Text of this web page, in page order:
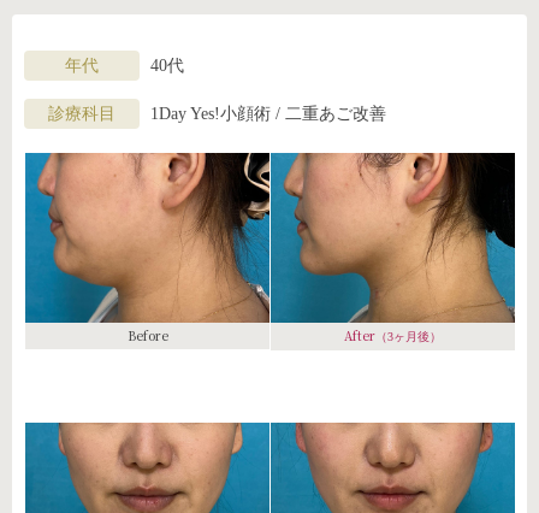
年代 40代
診療科目 1Day Yes!小顔術 / 二重あご改善
Before After （3ヶ月後）